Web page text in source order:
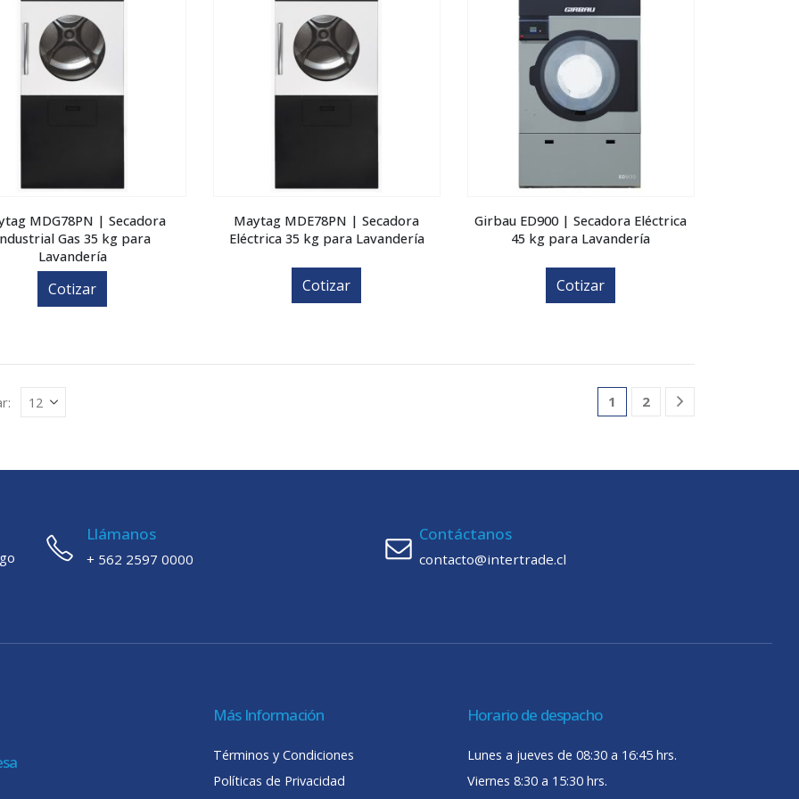
MDG78PN | Secadora
Gas 35 kg para
Lavandería
Cotizar
Maytag MDE78PN | Secadora
Eléctrica 35 kg para Lavandería
Cotizar
Girbau ED900 | Secadora Eléctrica
45 kg para Lavandería
Cotizar
1 2
Llámanos
+ 562 2597 0000
Contáctanos
contacto@intertrade.cl
Más Información
Términos y Condiciones
Políticas de Privacidad
Horario de despacho
Lunes a jueves de 08:30 a 16:45 hrs.
Viernes 8:30 a 15:30 hrs.